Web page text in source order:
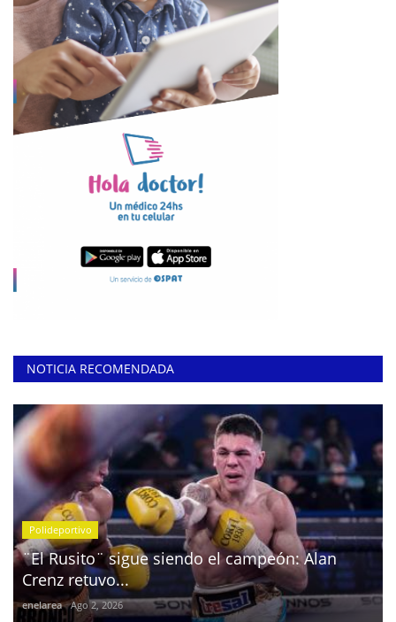
NOTICIA RECOMENDADA
Polideportivo
¨El Rusito¨ sigue siendo el campeón: Alan
Crenz retuvo...
enelarea Ago 2, 2026